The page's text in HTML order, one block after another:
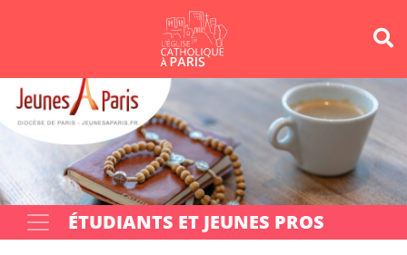
Votre recherche OK
ÉTUDIANTS ET JEUNES PROS
Panneau de gestion des cookies